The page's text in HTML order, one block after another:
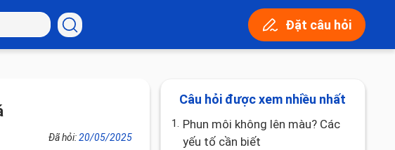
Đặt câu hỏi
Đã hỏi:20/05/2025
Câu hỏi được xem nhiều nhất
1. Phun môi không lên màu? Các
yếu tố cần biết